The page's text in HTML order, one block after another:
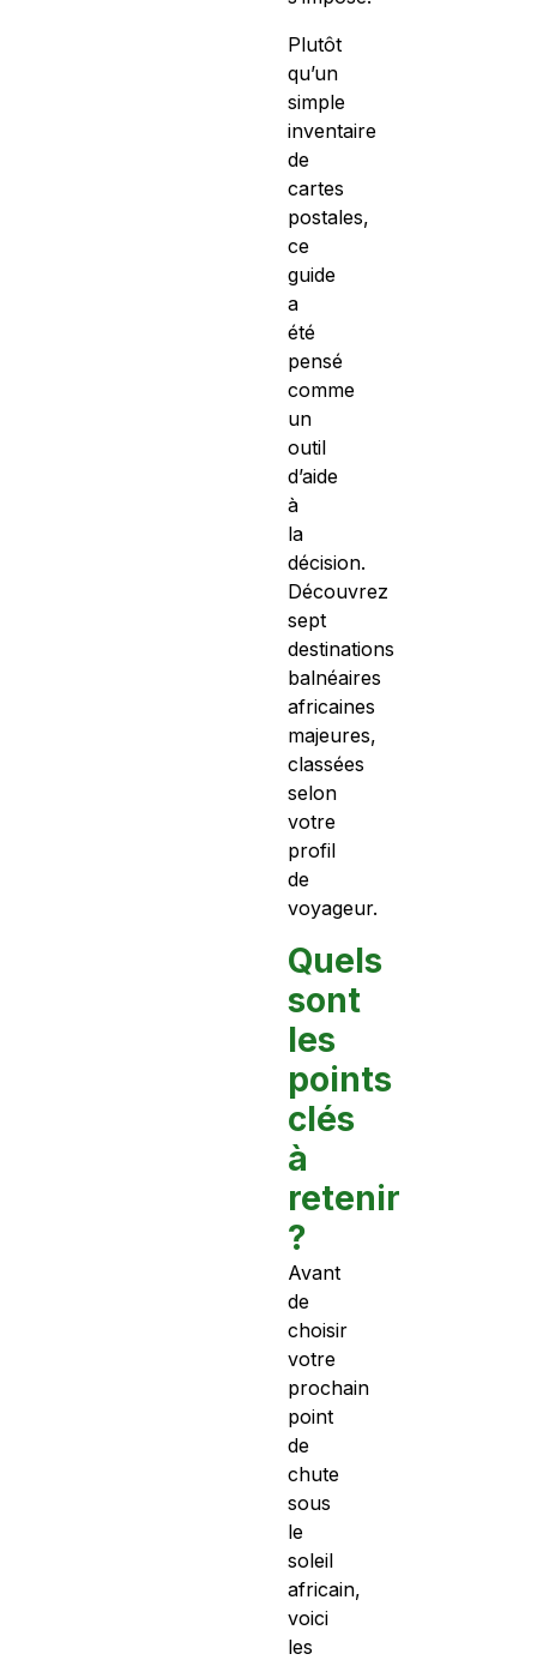
Plutôt
qu’un
simple
inventaire
de
cartes
postales,
ce
guide
a
été
pensé
comme
un
outil
d’aide
à
la
décision.
Découvrez
sept
destinations
balnéaires
africaines
majeures,
classées
selon
votre
profil
de
voyageur.
Quels
sont
les
points
clés
à
retenir
?
Avant
de
choisir
votre
prochain
point
de
chute
sous
le
soleil
africain,
voici
les